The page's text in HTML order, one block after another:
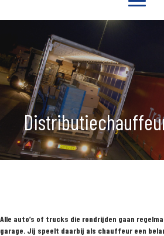
Alle auto’s of trucks die rondrijden gaan
garage. Jij speelt daarbij als chauffeur een